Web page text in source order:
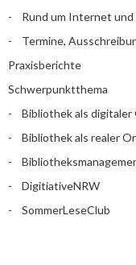
Rund um Internet
Termine,
Praxisberichte
Schwerpunktthema
Bibliothek als digitaler
Bibliothek als realer
DigitiativeNRW
SommerLeseClub